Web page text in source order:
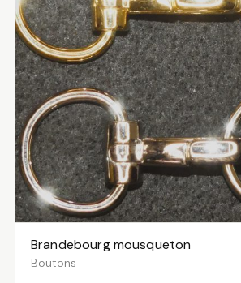
VOIR LES VARIANTES
Brandebourg mousqueton
Boutons